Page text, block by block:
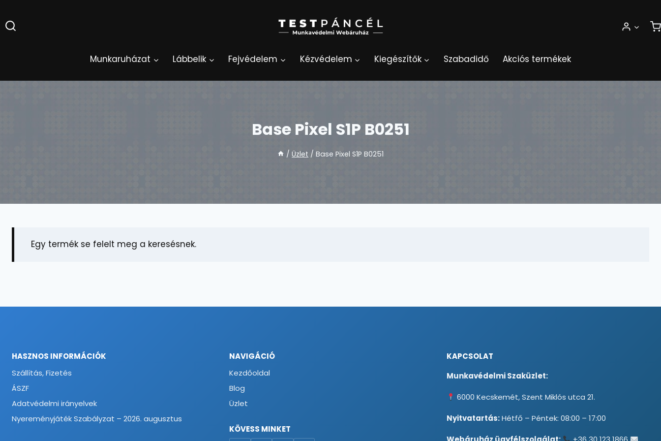
to
content
Munkaruházat Lábbelik Fejvédelem Kézvédelem Kiegészítők Szabadidő Akciós termékek
Base Pixel S1P B0251
/ Üzlet / Base Pixel S1P B0251
Egy termék se felelt meg a keresésnek.
HASZNOS INFORMÁCIÓK
Szállítás, Fizetés
ÁSZF
Adatvédelmi irányelvek
Nyereményjáték Szabályzat – 2026. augusztus
NAVIGÁCIÓ
Kezdőoldal
Blog
Üzlet
KÖVESS MINKET
KAPCSOLAT
Munkavédelmi Szaküzlet:
6000 Kecskemét, Szent Miklós utca 21.
Nyitvatartás:Hétfő – Péntek: 08:00 – 17:00